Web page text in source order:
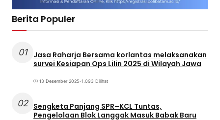
Berita Populer
01
Jasa Raharja Bersama korlantas melaksanakan
survei Kesiapan Ops Lilin 2025 di Wilayah Jawa
13 Desember 2025•1.093 Dilihat
02 Sengketa Panjang SPR–KCL Tuntas,
Pengelolaan Blok Langgak Masuk Babak Baru